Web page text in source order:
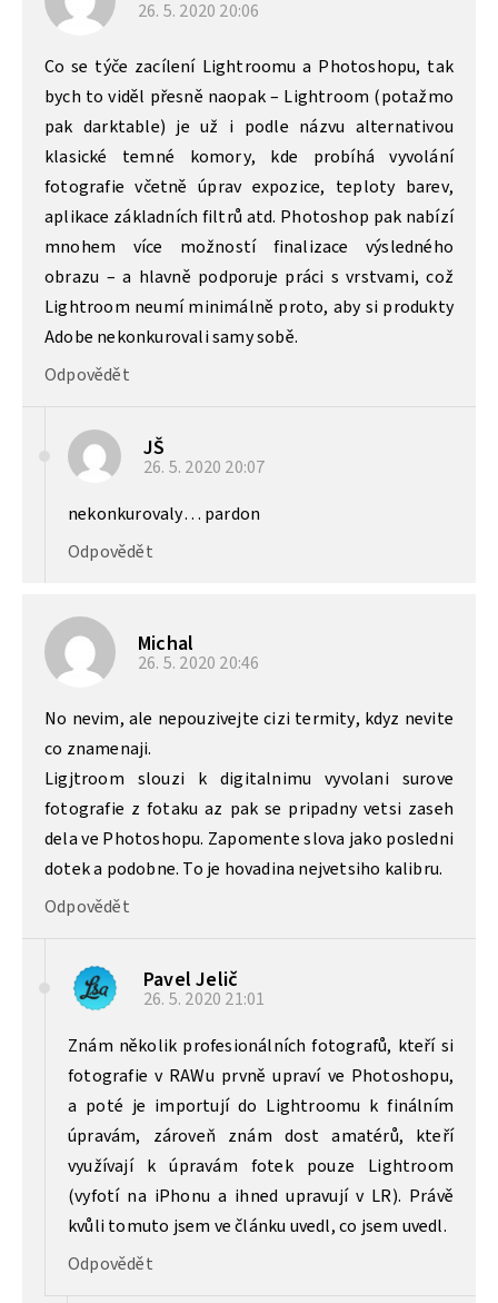
26. 5. 2020 20:06
Co se týče zacílení Lightroomu a Photoshopu, tak
bych to viděl přesně naopak – Lightroom (potažmo
pak darktable) je už i podle názvu alternativou
klasické temné komory, kde probíhá vyvolání
fotografie včetně úprav expozice, teploty barev,
aplikace základních filtrů atd. Photoshop pak nabízí
mnohem více možností finalizace výsledného
obrazu – a hlavně podporuje práci s vrstvami, což
Lightroom neumí minimálně proto, aby si produkty
Adobe nekonkurovali samy sobě.
Odpovědět
JŠ
26. 5. 2020 20:07
nekonkurovaly… pardon
Odpovědět
Michal
26. 5. 2020 20:46
No nevim, ale nepouzivejte cizi termity, kdyz nevite
co znamenaji.
Ligjtroom slouzi k digitalnimu vyvolani surove
fotografie z fotaku az pak se pripadny vetsi zaseh
dela ve Photoshopu. Zapomente slova jako posledni
dotek a podobne. To je hovadina nejvetsiho kalibru.
Odpovědět
Pavel Jelič
26. 5. 2020 21:01
Znám několik profesionálních fotografů, kteří si
fotografie v RAWu prvně upraví ve Photoshopu,
a poté je importují do Lightroomu k finálním
úpravám, zároveň znám dost amatérů, kteří
využívají k úpravám fotek pouze Lightroom
(vyfotí na iPhonu a ihned upravují v LR). Právě
kvůli tomuto jsem ve článku uvedl, co jsem uvedl.
Odpovědět